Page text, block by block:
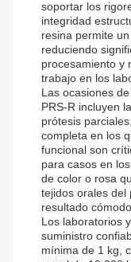
soportar los
integridad
resina permite
reduciendo
procesamiento y
trabajo en los
Las ocasiones
PRS-R incluyen
prótesis
completa en los
funcional son
para casos en
de color o rosa
tejidos orales del
resultado
Los laboratorios
suministro
mínima de 1 kg,